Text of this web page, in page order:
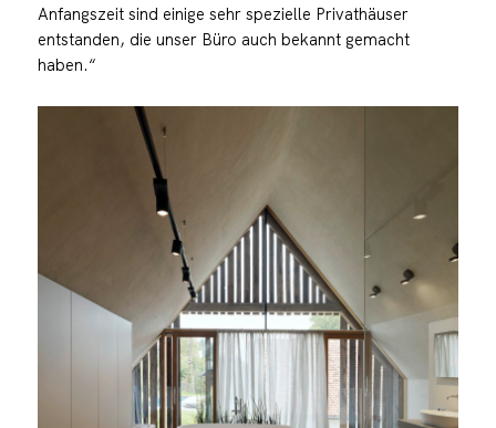
Anfangszeit sind einige sehr spezielle Privathäuser
entstanden, die unser Büro auch bekannt gemacht
haben.“